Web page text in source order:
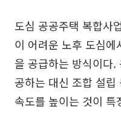
도심 공공주택 복합사
이 어려운 노후 도심
을 공급하는 방식이다
공하는 대신 조합 설립
속도를 높이는 것이 특